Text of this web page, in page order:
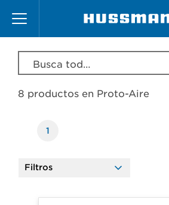
contenido
principal
Proto-Aire
Busca todos los productos, modelos, series, etc.
Filtros
8 productos en Proto-Aire
1
Products